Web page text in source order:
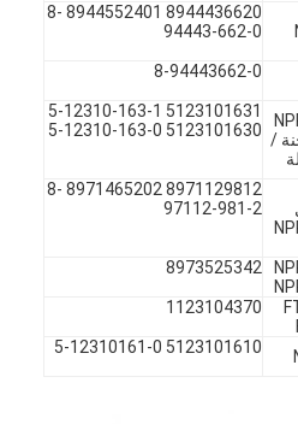
8944436620 8944552401 8-
94443-662-0
8-94443662-0
/
5123101631 5-12310-163-1
5123101630 5-12310-163-0
8971129812 8971465202 8-
97112-981-2
8973525342
1123104370
5123101610 5-12310161-0